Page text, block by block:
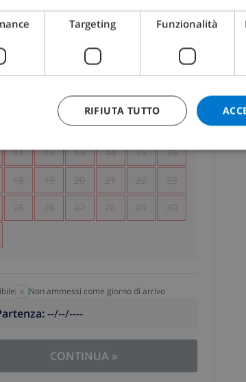
GIO DOM
1 2
6 7 8 9
11 12 13 14 15 16
18 19 20 21 22 23
25 26 27 28 29 30
Non ammessi come giorno di arrivo
:--/--/----
CONTINUA »
Targeting Funzionalità
RIFIUTA TUTTO